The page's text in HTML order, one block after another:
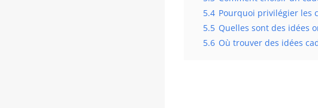
5.4 Pourquoi privilégier les
5.5 Quelles sont des idées
5.6 Où trouver des idées